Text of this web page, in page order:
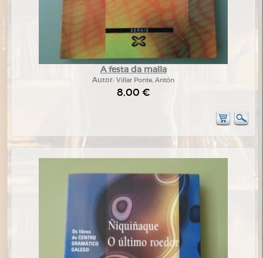
A festa da malla
Autor: Villar Ponte, Antón
8,00 €